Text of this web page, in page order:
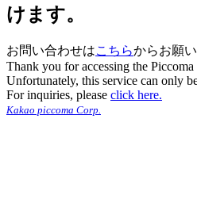
けます。
お問い合わせはこちらからお願
Thank you for accessing the Piccoma
Unfortunately, this service can only
For inquiries, please click here.
Kakao piccoma Corp.